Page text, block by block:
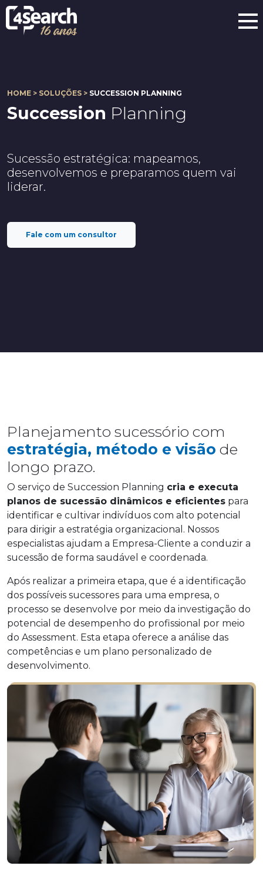
HOME > SOLUÇÕES > SUCCESSION PLANNING
Succession Planning
Sucessão estratégica: mapeamos,
desenvolvemos e preparamos quem vai
liderar.
Fale com um consultor
Planejamento sucessório com
estratégia, método e visão de
longo prazo.
O serviço de Succession Planning cria e executa
planos de sucessão dinâmicos e eficientes para
identificar e cultivar indivíduos com alto potencial
para dirigir a estratégia organizacional. Nossos
especialistas ajudam a Empresa-Cliente a conduzir a
sucessão de forma saudável e coordenada.
Após realizar a primeira etapa, que é a identificação
dos possíveis sucessores para uma empresa, o
processo se desenvolve por meio da investigação do
potencial de desempenho do profissional por meio
do Assessment. Esta etapa oferece a análise das
competências e um plano personalizado de
desenvolvimento.